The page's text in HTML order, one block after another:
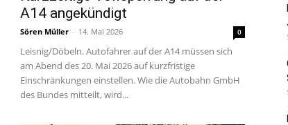
A14 angekündigt
Sören Müller - 14. Mai 2026 0
Leisnig/Döbeln. Autofahrer auf der A14 müssen sich
am Abend des 20. Mai 2026 auf kurzfristige
Einschränkungen einstellen. Wie die Autobahn GmbH
des Bundes mitteilt, wird...